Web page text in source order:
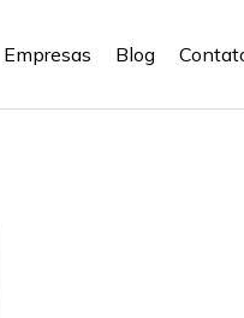
Empresas Blog